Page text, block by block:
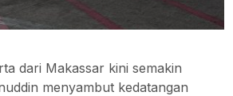
dari Makassar kini semakin
menyambut kedatangan